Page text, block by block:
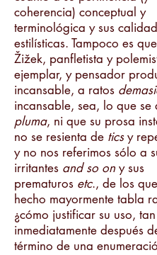
coherencia) conceptual y
terminológica y sus
estilísticas. Tampoco es que
Žižek, panfletista y
ejemplar, y pensador
incansable, a ratos
incansable, sea, lo que se
pluma, ni que su prosa
no se resienta de ticsy
y no nos referimos sólo a
irritantes and so on y sus
prematuros etc., de los
hecho mayormente tabla
¿cómo justificar su uso,
inmediatamente después
término de una